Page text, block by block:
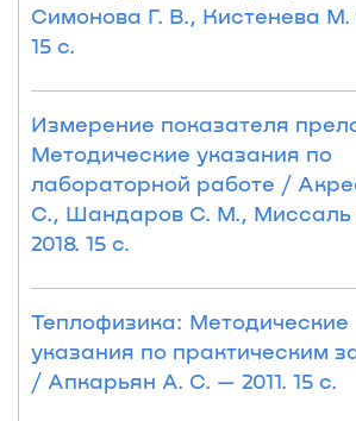
Симонова Г. В., Кистенева М.
15 с.
Измерение показателя
Методические указания по
лабораторной работе /
С., Шандаров С. М., Миссаль
2018. 15 с.
Теплофизика: Методические
указания по практическим
/ Апкарьян А. С. — 2011. 15 с.